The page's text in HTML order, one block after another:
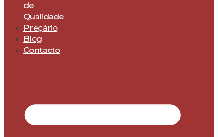
de
Qualidade
Preçário
Blog
Contacto